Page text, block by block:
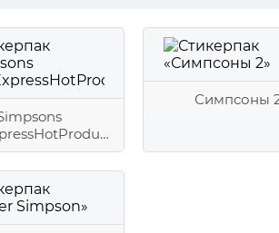
(@AliExpressHotProduct)
Симпсоны